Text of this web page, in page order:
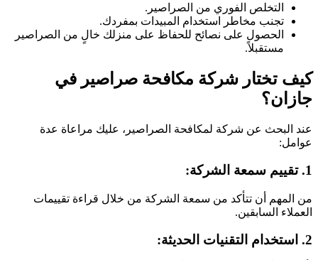
التخلص الفوري من الصراصير.
تجنب مخاطر استخدام المبيدات بمفردك.
الحصول على نصائح للحفاظ على منزلك خالٍ من الصراصير
مستقبلاً.
كيف تختار شركة مكافحة صراصير في
جازان؟
عند البحث عن شركة لمكافحة الصراصير، عليك مراعاة عدة
عوامل:
1. تقييم سمعة الشركة:
من المهم أن تتأكد من سمعة الشركة من خلال قراءة تقييمات
العملاء السابقين.
2. استخدام التقنيات الحديثة: